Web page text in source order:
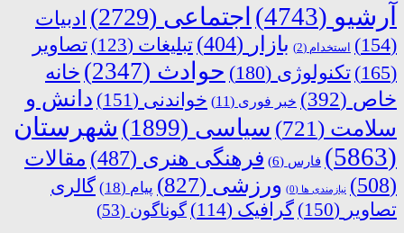
آرشیو (4743) اجتماعی (2729)
ادبیات
(154)
استخدام (2) بازار (404) تبلیغات (123)
تصاویر
(165)
تکنولوژی (180) حوادث (2347)
خانه
خاص (392) خبر فوری (11) خواندنی (151)
دانش و
سلامت (721) سیاسی (1899)
شهرستان
(5863)
فارس (6) فرهنگی هنری (487)
مقالات
(508)
نیازمندی ها (0) ورزشی (827) پیام (18)
گالری
تصاویر (150) گرافیک (114) گوناگون (53)